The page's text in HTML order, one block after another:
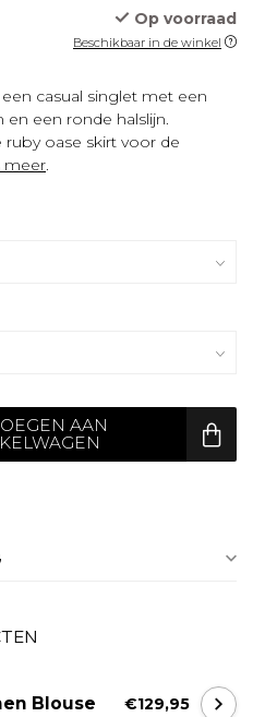
Op voorraad
Beschikbaar in de winkel
casual singlet met een
een ronde halslijn.
oase skirt voor de
meer.
AAN
Blouse €129,95